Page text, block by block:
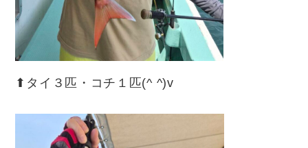
⬆︎タイ３匹・コチ１匹(^ ^)v